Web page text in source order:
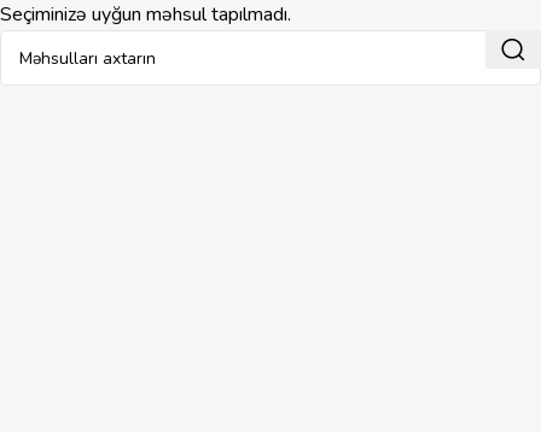
Seçiminizə uyğun məhsul tapılmadı.